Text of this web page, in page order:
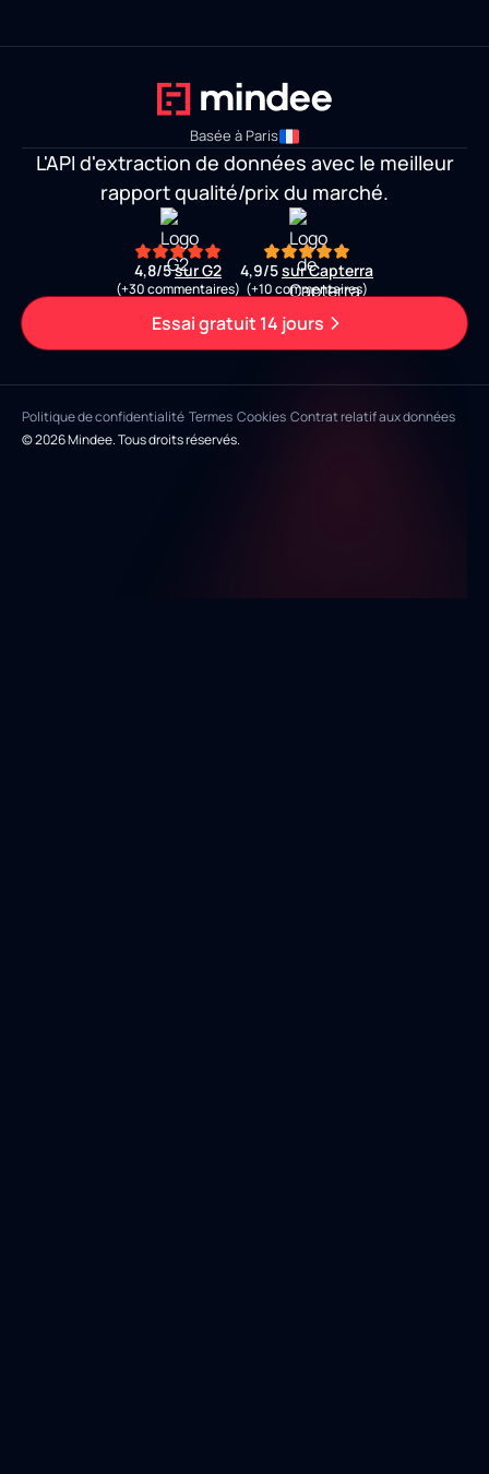
Basée à Paris
L'API d'extraction de données avec le meilleur
rapport qualité/prix du marché.
4,8/5sur G2
(+30 commentaires)
4,9/5sur Capterra
(+10 commentaires)
Essai gratuit 14 jours
© 2026 Mindee. Tous droits réservés.
Politique de confidentialité Termes Cookies Contrat relatif aux données